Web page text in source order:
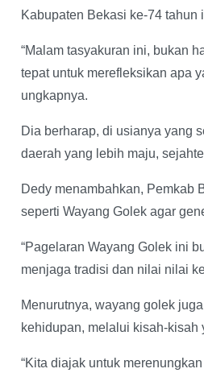
Kabupaten Bekasi ke-74
“Malam tasyakuran ini, bukan
tepat untuk merefleksikan apa
ungkapnya.
Dia berharap, di usianya yang
daerah yang lebih maju,
Dedy menambahkan, Pemkab
seperti Wayang Golek agar
“Pagelaran Wayang Golek ini
menjaga tradisi dan nilai nilai
Menurutnya, wayang golek
kehidupan, melalui kisah-kisah
“Kita diajak untuk